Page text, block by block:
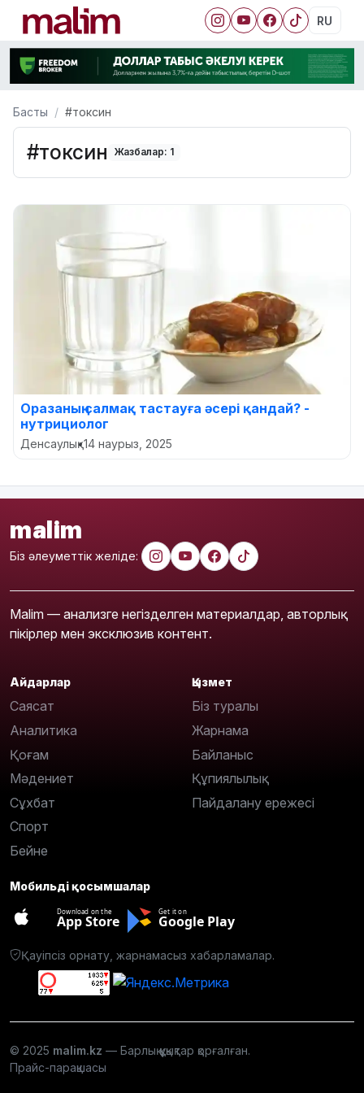
RU
Басты #токсин
#токсин Жазбалар: 1
Оразаның салмақ тастауға әсері қандай? -
нутрициолог
Денсаулық•14 наурыз, 2025
malim
Біз әлеуметтік желіде:
Malim — анализге негізделген материалдар, авторлық
пікірлер мен эксклюзив контент.
Айдарлар
Саясат
Аналитика
Қоғам
Мәдениет
Сұхбат
Спорт
Бейне
Қызмет
Біз туралы
Жарнама
Байланыс
Құпиялылық
Пайдалану ережесі
Мобильді қосымшалар
Download on the
App Store
Get it on
Google Play
Қауіпсіз орнату, жарнамасыз хабарламалар.
© 2025 malim.kz — Барлық құқықтар қорғалған.
Прайс-парақшасы